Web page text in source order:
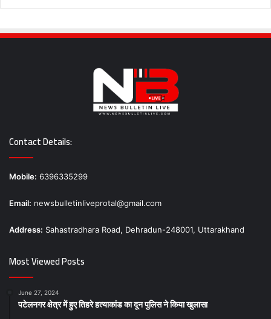
Contact Details:
Mobile: 6396335299
Email: newsbulletinliveprotal@gmail.com
Address: Sahastradhara Road, Dehradun-248001, Uttarakhand
Most Viewed Posts
June 27, 2024
पटेलनगर क्षेत्र में हुए तिहरे हत्याकांड का दून पुलिस ने किया खुलासा